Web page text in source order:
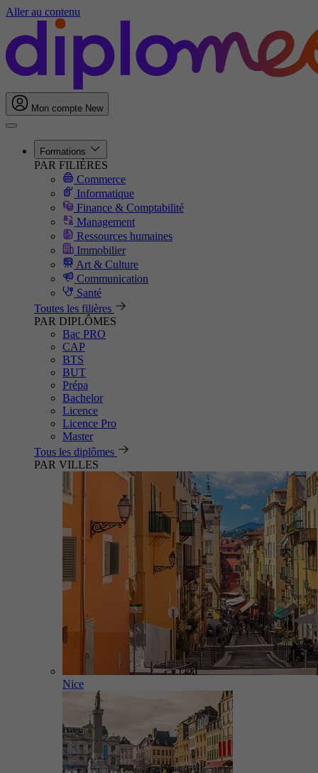
Aller au contenu
Mon compte New
Formations
PAR FILIÈRES
Commerce
Informatique
Finance & Comptabilité
Management
Ressources humaines
Immobilier
Art & Culture
Communication
Santé
Toutes les filières
PAR DIPLÔMES
Bac PRO
CAP
BTS
BUT
Prépa
Bachelor
Licence
Licence Pro
Master
Tous les diplômes
PAR VILLES
Nice